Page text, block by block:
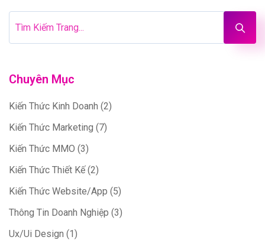
Chuyên Mục
Kiến Thức Kinh Doanh (2)
Kiến Thức Marketing (7)
Kiến Thức MMO (3)
Kiến Thức Thiết Kế(2)
Kiến Thức Website/App (5)
Thông Tin Doanh Nghiệp (3)
Ux/Ui Design (1)